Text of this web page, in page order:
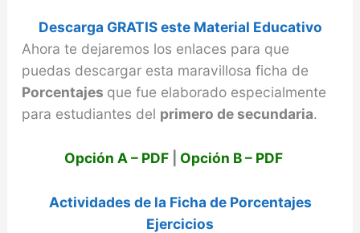
Descarga GRATIS este Material Educativo
Ahora te dejaremos los enlaces para que
puedas descargar esta maravillosa ficha de
Porcentajes que fue elaborado especialmente
para estudiantes del primero de secundaria.
Opción A – PDF Opción B – PDF
Actividades de la Ficha de Porcentajes
Ejercicios